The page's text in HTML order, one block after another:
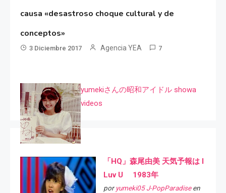
causa «desastroso choque cultural y de
conceptos»
3 Diciembre 2017 Agencia YEA 7
yumekiさんの昭和アイドル showa
videos
「HQ」森尾由美 天気予報は I
Luv U 1983年
por yumeki05 J-PopParadiseen